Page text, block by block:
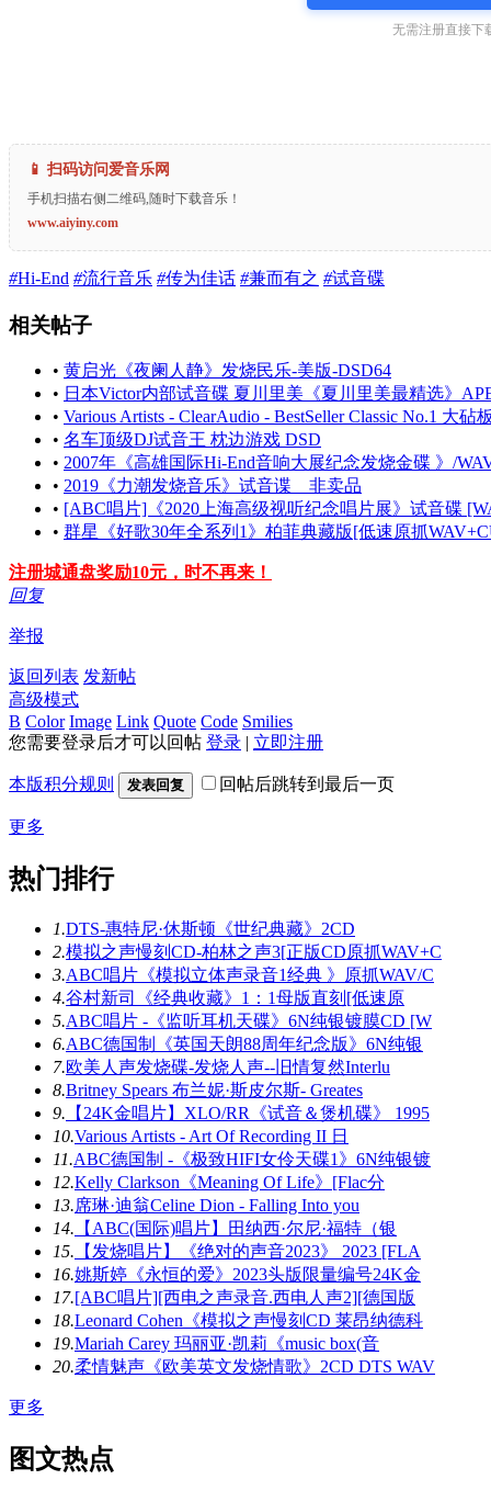
无需注册直接下
📱 扫码访问爱音乐网
手机扫描右侧二维码,随时下载音乐！
www.aiyiny.com
#Hi-End #流行音乐 #传为佳话 #兼而有之 #试音碟
相关帖子
• 黄启光《夜阑人静》发烧民乐-美版-DSD64
• 日本Victor内部试音碟 夏川里美《夏川里美最精选》
• Various Artists - ClearAudio - BestSeller Classic No.1 大
• 名车顶级DJ试音王 枕边游戏 DSD
• 2007年《高雄国际Hi-End音响大展纪念发烧金碟 》/
• 2019《力潮发烧音乐》试音谍 非卖品
• [ABC唱片]《2020上海高级视听纪念唱片展》试音碟
• 群星《好歌30年全系列1》柏菲典藏版[低速原抓
注册城通盘奖励10元，时不再来！
回复
举报
返回列表 发新帖
高级模式
B Color Image Link Quote Code Smilies
您需要登录后才可以回帖 登录 | 立即注册
本版积分规则 发表回复 回帖后跳转到最后一页
更多
热门排行
1.DTS-惠特尼·休斯顿《世纪典藏》2CD
2.模拟之声慢刻CD-柏林之声3[正版CD原抓WAV+C
3.ABC唱片《模拟立体声录音1经典 》原抓WAV/C
4.谷村新司《经典收藏》1：1母版直刻[低速原
5.ABC唱片 -《监听耳机天碟》6N纯银镀膜CD [W
6.ABC德国制《英国天朗88周年纪念版》6N纯银
7.欧美人声发烧碟-发烧人声--旧情复然Interlu
8.Britney Spears 布兰妮·斯皮尔斯- Greates
9. 【24K金唱片】XLO/RR《试音＆煲机碟》 1995
10.Various Artists - Art Of Recording II 日
11.ABC德国制 -《极致HIFI女伶天碟1》6N纯银镀
12.Kelly Clarkson《Meaning Of Life》[Flac分
13.席琳·迪翁Celine Dion - Falling Into you
14. 【ABC(国际)唱片】田纳西·尔尼·福特（银
15. 【发烧唱片】《绝对的声音2023》 2023 [FLA
16.姚斯婷《永恒的爱》2023头版限量编号24K金
17.[ABC唱片][西电之声录音.西电人声2][德国版
18.Leonard Cohen《模拟之声慢刻CD 莱昂纳德科
19.Mariah Carey 玛丽亚·凯莉《music box(音
20.柔情魅声《欧美英文发烧情歌》2CD DTS WAV
更多
图文热点